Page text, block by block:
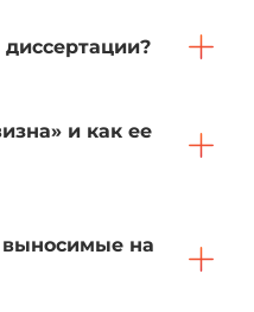
и как ее
выносимые на